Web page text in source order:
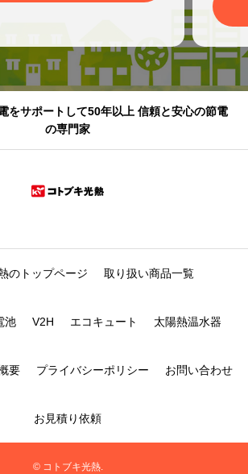
をサポートして50年以上 信頼と安心の節電
の専門家
のトップページ 取り扱い商品一覧
池 V2H エコキュート 太陽熱温水器
要 プライバシーポリシー お問い合わせ
お見積り依頼
© コトブキ光熱.